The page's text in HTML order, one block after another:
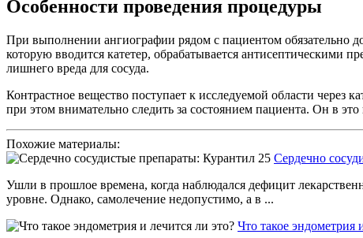
Особенности проведения процедуры
При выполнении ангиографии рядом с пациентом обязательно
которую вводится катетер, обрабатывается антисептическими
лишнего вреда для сосуда.
Контрастное вещество поступает к исследуемой области
при этом внимательно следить за состоянием пациента. Он в
Похожие материалы:
Сердечно
Ушли в прошлое времена, когда наблюдался дефицит
уровне. Однако, самолечение недопустимо, а в ...
Что такое эндометрия